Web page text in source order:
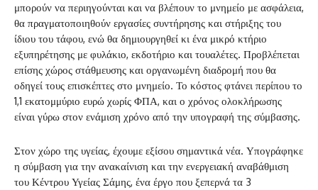
μπορούν να περιηγούνται και να βλέπουν το μνημείο με ασφάλεια,
θα πραγματοποιηθούν εργασίες συντήρησης και στήριξης του
ίδιου του τάφου, ενώ θα δημιουργηθεί κι ένα μικρό κτήριο
εξυπηρέτησης με φυλάκιο, εκδοτήριο και τουαλέτες. Προβλέπεται
επίσης χώρος στάθμευσης και οργανωμένη διαδρομή που θα
οδηγεί τους επισκέπτες στο μνημείο. Το κόστος φτάνει περίπου το
1,1 εκατομμύριο ευρώ χωρίς ΦΠΑ, και ο χρόνος ολοκλήρωσης
είναι γύρω στον ενάμιση χρόνο από την υπογραφή της σύμβασης.
Στον χώρο της υγείας, έχουμε εξίσου σημαντικά νέα. Υπογράφηκε
η σύμβαση για την ανακαίνιση και την ενεργειακή αναβάθμιση
του Κέντρου Υγείας Σάμης, ένα έργο που ξεπερνά τα 3